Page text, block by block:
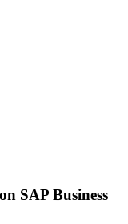
SAP Business